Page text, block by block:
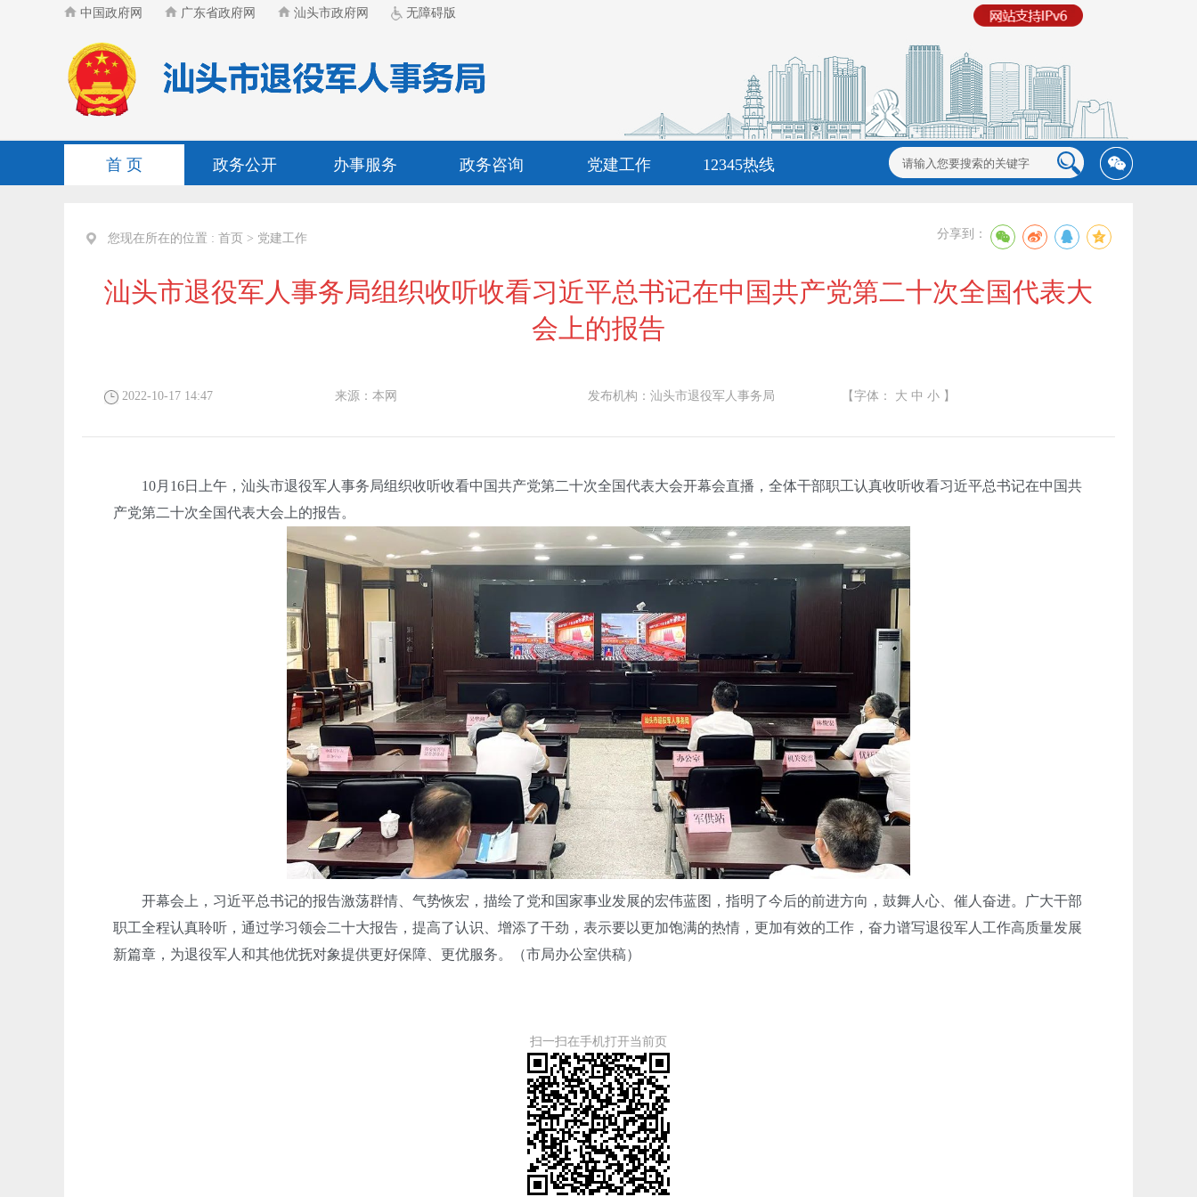
中国政府网 广东省政府网 汕头市政府网 无障碍版
首 页 政务公开 办事服务 政务咨询 党建工作 12345热线
您现在所在的位置 : 首页 > 党建工作 分享到：
汕头市退役军人事务局组织收听收看习近平总书记在中国共产党第二十次全国代表大
会上的报告
2022-10-17 14:47 来源：本网 发布机构：汕头市退役军人事务局 【字体： 大 中 小 】
10月16日上午，汕头市退役军人事务局组织收听收看中国共产党第二十次全国代表大会开幕会直播，全体干部职工认真收听收看习近平总书记在中国共
产党第二十次全国代表大会上的报告。
开幕会上，习近平总书记的报告激荡群情、气势恢宏，描绘了党和国家事业发展的宏伟蓝图，指明了今后的前进方向，鼓舞人心、催人奋进。广大干部
职工全程认真聆听，通过学习领会二十大报告，提高了认识、增添了干劲，表示要以更加饱满的热情，更加有效的工作，奋力谱写退役军人工作高质量发展
新篇章，为退役军人和其他优抚对象提供更好保障、更优服务。（市局办公室供稿）
扫一扫在手机打开当前页